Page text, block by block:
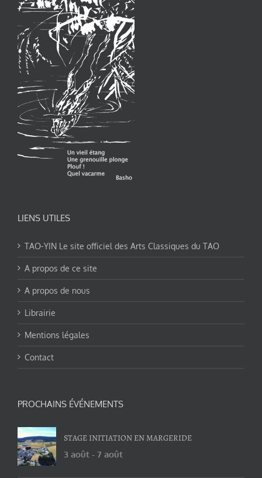
LIENS UTILES
TAO-YIN Le site officiel des Arts Classiques du TAO
A propos de ce site
A propos de nous
Librairie
Mentions légales
Contact
PROCHAINS ÉVÉNEMENTS
STAGE INITIATION EN MARGERIDE
3 août - 7 août